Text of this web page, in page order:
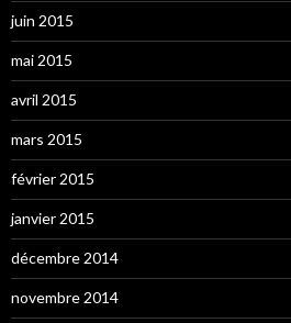
juin 2015
mai 2015
avril 2015
mars 2015
février 2015
janvier 2015
décembre 2014
novembre 2014